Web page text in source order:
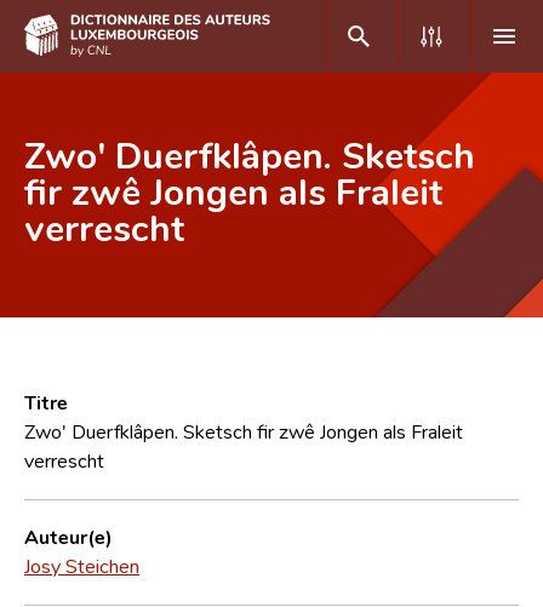
DE FR
Accueil
Recherche avancée
CNL
Équipe scientifique
Zwo' Duerfklâpen. Sketsch
fir zwê Jongen als Fraleit
verrescht
Titre
Zwo' Duerfklâpen. Sketsch fir zwê Jongen als Fraleit
verrescht
Auteur(e)
Josy Steichen